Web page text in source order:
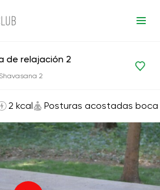
Posturas acostadas boca arriba
de relajación 2
Shavasana 2
2 kcal Posturas acostadas boca